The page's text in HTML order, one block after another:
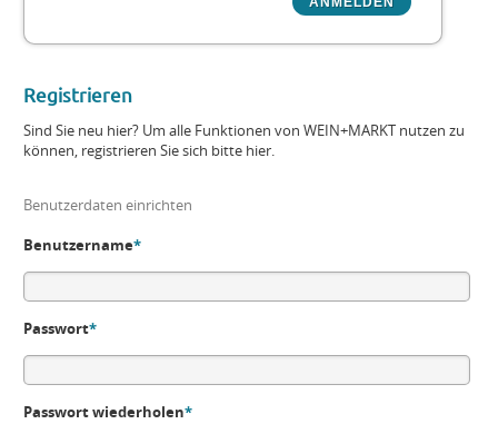
Registrieren
Sind Sie neu hier? Um alle Funktionen von WEIN+MARKT nutzen zu
können, registrieren Sie sich bitte hier.
Benutzerdaten einrichten
Benutzername*
Passwort*
Passwort wiederholen*